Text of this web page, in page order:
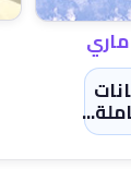
ماري